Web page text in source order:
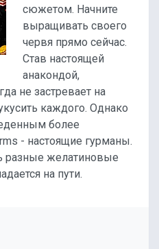
сюжетом. Начните
выращивать своего
червя прямо сейчас.
Став настоящей
анакондой,
не застревает на
каждого. Однако
более
- настоящие гурманы.
разные желатиновые
на пути.